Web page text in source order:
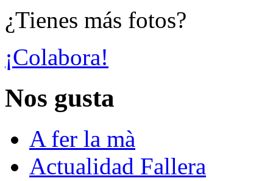
¿Tienes más fotos?
¡Colabora!
Nos gusta
A fer la mà
Actualidad Fallera